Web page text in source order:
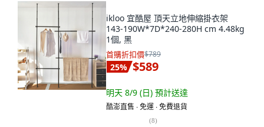
ikloo 宜酷屋 頂天立地伸縮掛衣架
143-190W*7D*240-280H cm 4.48kg
1個, 黑
首購折扣價$789
25% $589
明天 8/9 (日) 預計送達
酷澎直售 ∙ 免運 ∙ 免費退貨
(8)